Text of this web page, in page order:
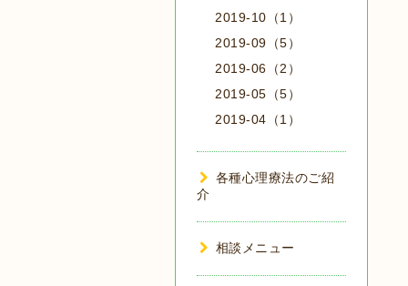
2019-10（1）
2019-09（5）
2019-06（2）
2019-05（5）
2019-04（1）
各種心理療法のご紹
介
相談メニュー